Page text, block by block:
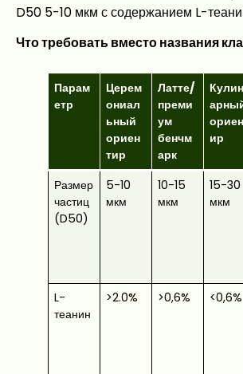
D50 5-10 мкм с содержанием L-
Что требовать вместо названия
Парам
етр
Церем
ониал
ьный
ориен
тир
Латте/
преми
ум
бенчм
арк
Кулин
ир
Размер
частиц
(D50)
5-10
мкм
10-15
мкм
15-30
мкм
L-
теанин
>2.0% >0,6% <0,6%